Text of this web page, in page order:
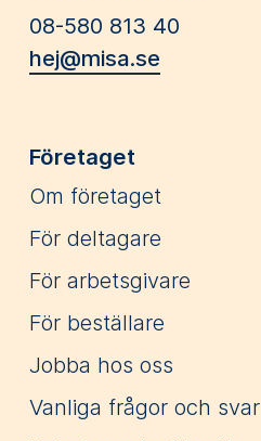
08-580 813 40
hej@misa.se
Företaget
Om företaget
För deltagare
För arbetsgivare
För beställare
Jobba hos oss
Vanliga frågor och svar